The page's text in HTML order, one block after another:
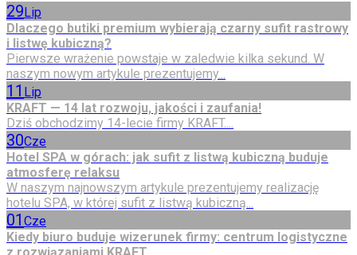
29Lip
Dlaczego butiki premium wybierają czarny sufit rastrowy
i listwę kubiczną?
Pierwsze wrażenie powstaje w zaledwie kilka sekund. W
naszym nowym artykule prezentujemy...
11 Lip
KRAFT — 14 lat rozwoju, jakości i zaufania!
Dziś obchodzimy 14-lecie firmy KRAFT....
30Cze
Hotel SPA w górach: jak sufit z listwą kubiczną buduje
atmosferę relaksu
W naszym najnowszym artykule prezentujemy realizację
hotelu SPA, w której sufit z listwą kubiczną...
01 Cze
Kiedy biuro buduje wizerunek firmy: centrum logistyczne
z rozwiązaniami KRAFT